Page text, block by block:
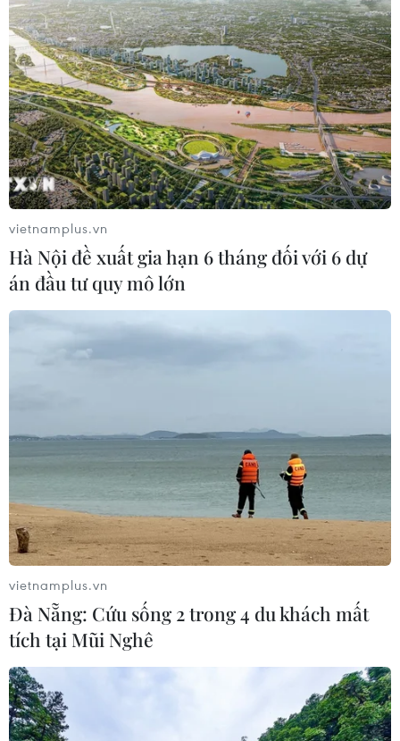
vietnamplus.vn
Hà Nội đề xuất gia hạn 6 tháng đối với 6 dự
án đầu tư quy mô lớn
vietnamplus.vn
Đà Nẵng: Cứu sống 2 trong 4 du khách mất
tích tại Mũi Nghê